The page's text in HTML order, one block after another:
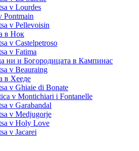
v Lourdes
Pontmain
v Pellevoisin
в Нок
v Castelpetroso
v Fatima
ни и Богородицата в Кампинас
v Beauraing
в Хееде
v Ghiaie di Bonate
v Montichiari i Fontanelle
v Garabandal
v Medjugorje
v Holy Love
v Jacarei